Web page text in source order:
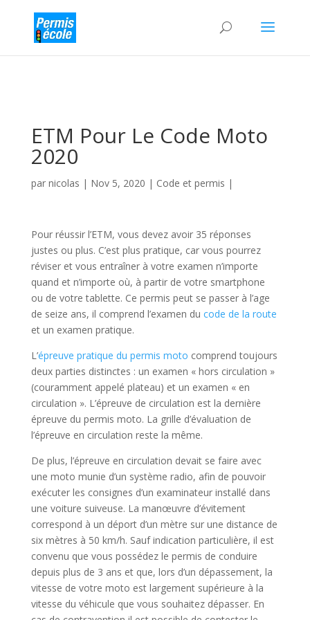
ETM Pour Le Code Moto
2020
par nicolas | Nov 5, 2020 | Code et permis |
Pour réussir l’ETM, vous devez avoir 35 réponses
justes ou plus. C’est plus pratique, car vous pourrez
réviser et vous entraîner à votre examen n’importe
quand et n’importe où, à partir de votre smartphone
ou de votre tablette. Ce permis peut se passer à l’age
de seize ans, il comprend l’examen du code de la route
et un examen pratique.
L’épreuve pratique du permis moto comprend toujours
deux parties distinctes : un examen « hors circulation »
(couramment appelé plateau) et un examen « en
circulation ». L’épreuve de circulation est la dernière
épreuve du permis moto. La grille d’évaluation de
l’épreuve en circulation reste la même.
De plus, l’épreuve en circulation devait se faire avec
une moto munie d’un système radio, afin de pouvoir
exécuter les consignes d’un examinateur installé dans
une voiture suiveuse. La manœuvre d’évitement
correspond à un déport d’un mètre sur une distance de
six mètres à 50 km/h. Sauf indication particulière, il est
convenu que vous possédez le permis de conduire
depuis plus de 3 ans et que, lors d’un dépassement, la
vitesse de votre moto est largement supérieure à la
vitesse du véhicule que vous souhaitez dépasser. En